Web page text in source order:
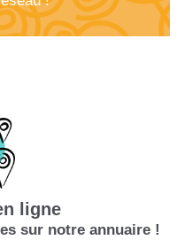
ligne
sur notre annuaire !